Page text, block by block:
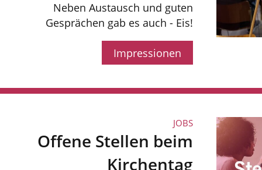
Neben Austausch und guten
Gesprächen gab es auch - Eis!
Impressionen
JOBS
Offene Stellen beim
Kirchentag